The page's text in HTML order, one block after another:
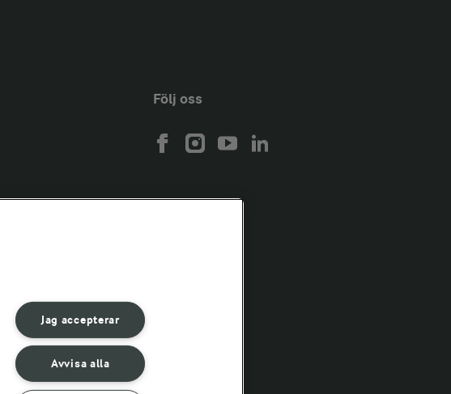
Följ oss
Jag accepterar
Avvisa alla